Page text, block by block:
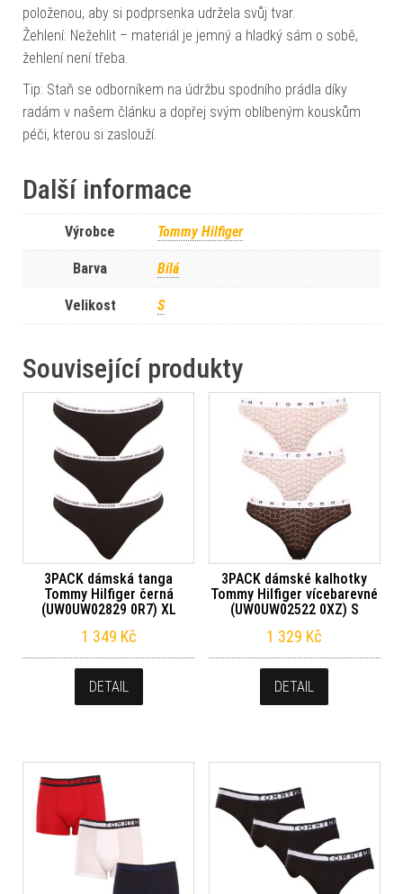
položenou, aby si podprsenka udržela svůj tvar.
Žehlení: Nežehlit – materiál je jemný a hladký sám o sobě,
žehlení není třeba.
Tip: Staň se odborníkem na údržbu spodního prádla díky
radám v našem článku a dopřej svým oblíbeným kouskům
péči, kterou si zaslouží.
Další informace
Výrobce Tommy Hilfiger
Barva Bílá
Velikost S
Související produkty
3PACK dámská tanga
Tommy Hilfiger černá
(UW0UW02829 0R7) XL
1 349 Kč
DETAIL
3PACK dámské kalhotky
Tommy Hilfiger vícebarevné
(UW0UW02522 0XZ) S
1 329 Kč
DETAIL